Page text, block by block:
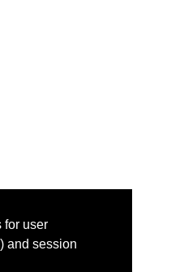
for user
and session